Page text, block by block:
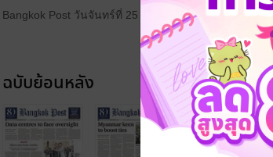
Bangkok Post วันจันทร์ที่ 25 พฤษภาคม พ.ศ.2569
ฉบับย้อนหลัง